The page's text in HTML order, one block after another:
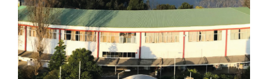
Estudiantes
Académicos
Funcionarios